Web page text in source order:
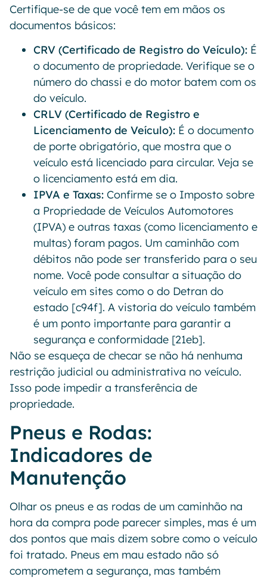
Certifique-se de que você tem em mãos os
documentos básicos:
CRV (Certificado de Registro do Veículo): É
o documento de propriedade. Verifique se o
número do chassi e do motor batem com os
do veículo.
CRLV (Certificado de Registro e
Licenciamento de Veículo): É o documento
de porte obrigatório, que mostra que o
veículo está licenciado para circular. Veja se
o licenciamento está em dia.
IPVA e Taxas: Confirme se o Imposto sobre
a Propriedade de Veículos Automotores
(IPVA) e outras taxas (como licenciamento e
multas) foram pagos. Um caminhão com
débitos não pode ser transferido para o seu
nome. Você pode consultar a situação do
veículo em sites como o do Detran do
estado [c94f]. A vistoria do veículo também
é um ponto importante para garantir a
segurança e conformidade [21eb].
Não se esqueça de checar se não há nenhuma
restrição judicial ou administrativa no veículo.
Isso pode impedir a transferência de
propriedade.
Pneus e Rodas:
Indicadores de
Manutenção
Olhar os pneus e as rodas de um caminhão na
hora da compra pode parecer simples, mas é um
dos pontos que mais dizem sobre como o veículo
foi tratado. Pneus em mau estado não só
comprometem a segurança, mas também